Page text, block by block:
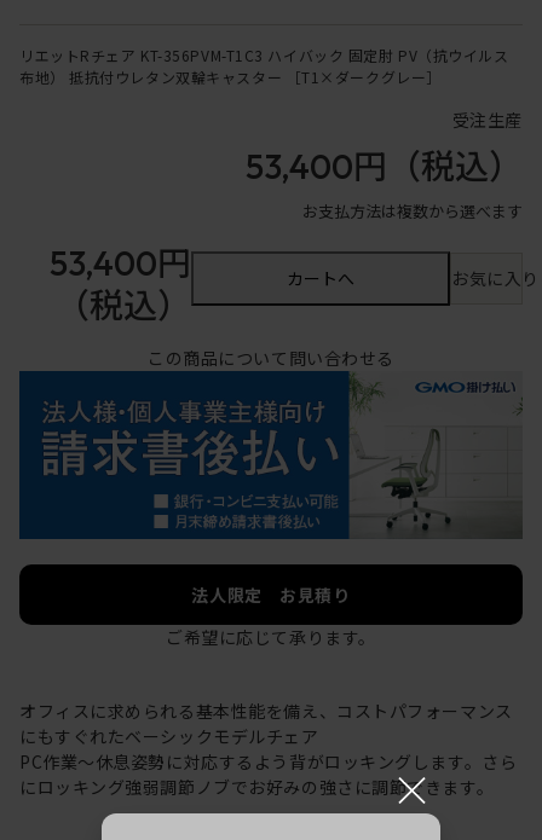
リエットRチェア KT-356PVM-T1C3 ハイバック 固定肘 PV（抗ウイルス
布地） 抵抗付ウレタン双輪キャスター ［T1×ダークグレー］
受注生産
53,400円 （税込）
お支払方法は複数から選べます
53,400円
（税込）
カートへ お気に入
この商品について問い合わせる
法人限定 お見積り
ご希望に応じて承ります。
オフィスに求められる基本性能を備え、コストパフォーマンス
にもすぐれたベーシックモデルチェア
PC作業～休息姿勢に対応するよう背がロッキングします。さら
にロッキング強弱調節ノブでお好みの強さに調節できます。
×